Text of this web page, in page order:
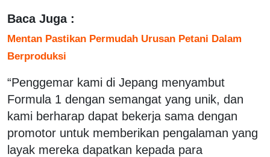
Baca Juga :
Mentan Pastikan Permudah Urusan Petani Dalam
Berproduksi
“Penggemar kami di Jepang menyambut
Formula 1 dengan semangat yang unik, dan
kami berharap dapat bekerja sama dengan
promotor untuk memberikan pengalaman yang
layak mereka dapatkan kepada para